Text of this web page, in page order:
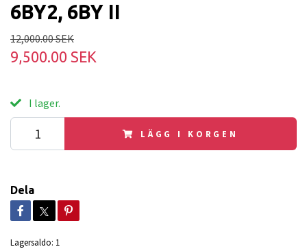
6BY2, 6BY II
12,000.00 SEK
9,500.00 SEK
I lager.
LÄGG I KORGEN
Dela
Lagersaldo: 1